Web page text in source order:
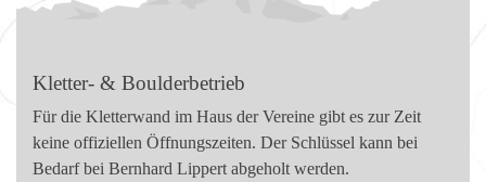
Kletter- & Boulderbetrieb
Für die Kletterwand im Haus der Vereine gibt es zur Zeit
keine offiziellen Öffnungszeiten. Der Schlüssel kann bei
Bedarf bei Bernhard Lippert abgeholt werden.